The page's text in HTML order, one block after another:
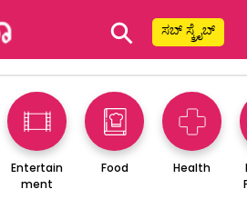
⚲ ಸಬ್ ಸ್ಕ್ರೈಬ್
Entertain
ment
Food Health